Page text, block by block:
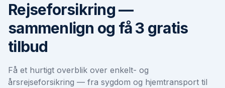
Rejseforsikring —
sammenlign og få 3 gratis
tilbud
Få et hurtigt overblik over enkelt- og
årsrejseforsikring — fra sygdom og hjemtransport til